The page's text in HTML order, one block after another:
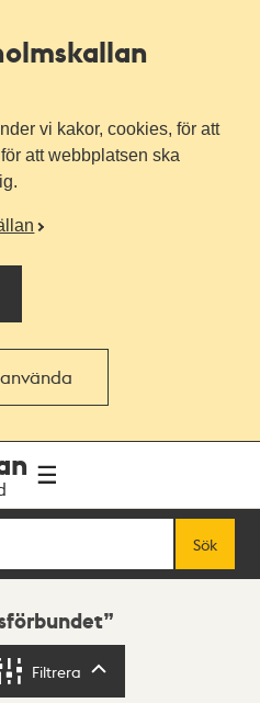
vi kakor, cookies, för att
att webbplatsen ska
Sök
Filtrera